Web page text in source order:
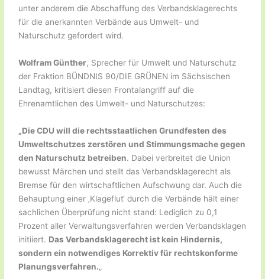
unter anderem die Abschaffung des Verbandsklagerechts
für die anerkannten Verbände aus Umwelt- und
Naturschutz gefordert wird.
Wolfram Günther, Sprecher für Umwelt und Naturschutz
der Fraktion BÜNDNIS 90/DIE GRÜNEN im Sächsischen
Landtag, kritisiert diesen Frontalangriff auf die
Ehrenamtlichen des Umwelt- und Naturschutzes:
„Die CDU will die rechtsstaatlichen Grundfesten des
Umweltschutzes zerstören und Stimmungsmache gegen
den Naturschutz betreiben. Dabei verbreitet die Union
bewusst Märchen und stellt das Verbandsklagerecht als
Bremse für den wirtschaftlichen Aufschwung dar. Auch die
Behauptung einer ‚Klageflut‘ durch die Verbände hält einer
sachlichen Überprüfung nicht stand: Lediglich zu 0,1
Prozent aller Verwaltungsverfahren werden Verbandsklagen
initiiert. Das Verbandsklagerecht ist kein Hindernis,
sondern ein notwendiges Korrektiv für rechtskonforme
Planungsverfahren.„